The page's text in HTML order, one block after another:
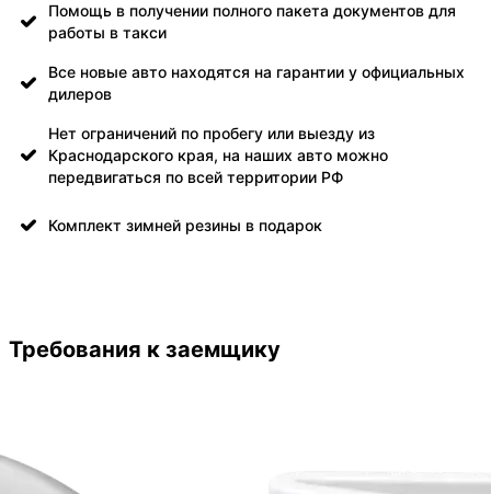
Помощь в получении полного пакета документов для
работы в такси
Все новые авто находятся на гарантии у официальных
дилеров
Нет ограничений по пробегу или выезду из
Краснодарского края, на наших авто можно
передвигаться по всей территории РФ
Комплект зимней резины в подарок
Требования к заемщику